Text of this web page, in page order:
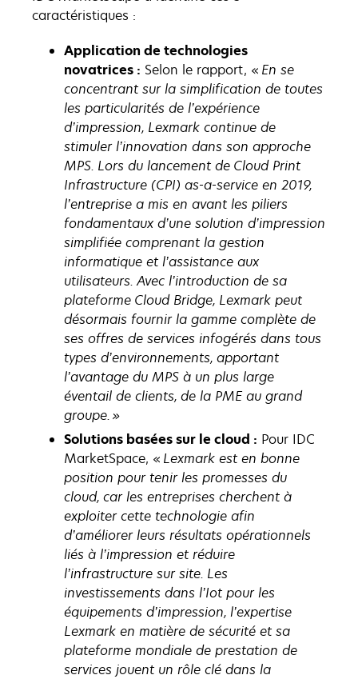
caractéristiques :
Application de technologies
novatrices : Selon le rapport, « En se
concentrant sur la simplification de toutes
les particularités de l’expérience
d’impression, Lexmark continue de
stimuler l’innovation dans son approche
MPS. Lors du lancement de Cloud Print
Infrastructure (CPI) as-a-service en 2019,
l’entreprise a mis en avant les piliers
fondamentaux d’une solution d’impression
simplifiée comprenant la gestion
informatique et l’assistance aux
utilisateurs. Avec l’introduction de sa
plateforme Cloud Bridge, Lexmark peut
désormais fournir la gamme complète de
ses offres de services infogérés dans tous
types d’environnements, apportant
l’avantage du MPS à un plus large
éventail de clients, de la PME au grand
groupe. »
Solutions basées sur le cloud : Pour IDC
MarketSpace, « Lexmark est en bonne
position pour tenir les promesses du
cloud, car les entreprises cherchent à
exploiter cette technologie afin
d’améliorer leurs résultats opérationnels
liés à l’impression et réduire
l’infrastructure sur site. Les
investissements dans l’Iot pour les
équipements d’impression, l’expertise
Lexmark en matière de sécurité et sa
plateforme mondiale de prestation de
services jouent un rôle clé dans la